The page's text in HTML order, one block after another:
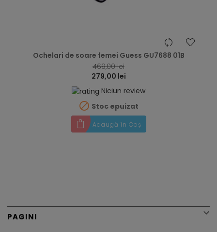
Ochelari de soare femei Guess GU7688 01B
469,00 lei
279,00 lei
Niciun review
 Stoc epuizat
Adaugă în Coș
PAGINI 